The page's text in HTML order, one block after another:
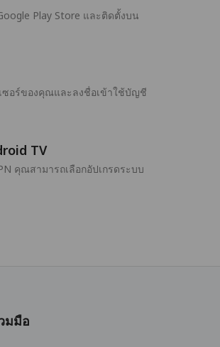
Play Store และติดตั้งบน
ซอร์ของคุณและลงชื่อเข้าใช้บัญชี
TV
คุณสามารถเลือกอัปเกรดระบบ
มมือ